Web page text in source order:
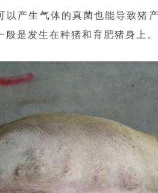
以产生气体的真菌也能导致猪
是发生在种猪和育肥猪身上。